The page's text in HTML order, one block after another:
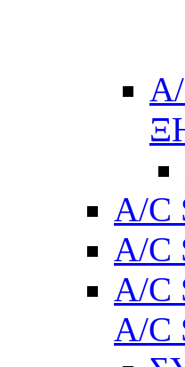
A/C
A/C
A/C
A/C